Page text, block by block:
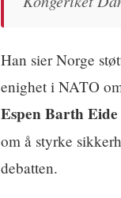
Han sier Norge
enighet i NATO
Espen Barth Eide
om å styrke
debatten.